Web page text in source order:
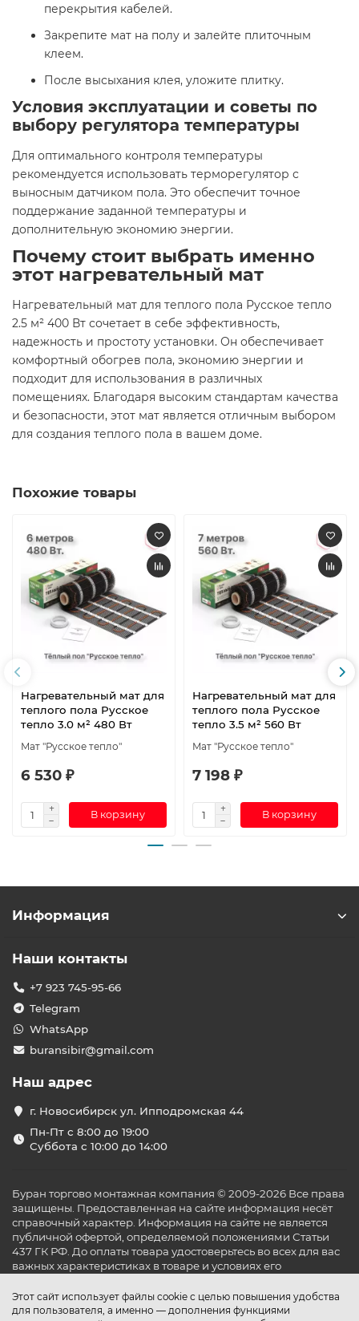
перекрытия кабелей.​
Закрепите мат на полу и залейте плиточным
клеем.​
После высыхания клея, уложите плитку.​
Условия эксплуатации и советы по
выбору регулятора температуры
Для оптимального контроля температуры
рекомендуется использовать терморегулятор с
выносным датчиком пола. Это обеспечит точное
поддержание заданной температуры и
дополнительную экономию энергии.​
Почему стоит выбрать именно
этот нагревательный мат
Нагревательный мат для теплого пола Русское тепло
2.5 м² 400 Вт сочетает в себе эффективность,
надежность и простоту установки. Он обеспечивает
комфортный обогрев пола, экономию энергии и
подходит для использования в различных
помещениях. Благодаря высоким стандартам качества
и безопасности, этот мат является отличным выбором
для создания теплого пола в вашем доме.​
Похожие товары
Нагревательный мат для
теплого пола Русское
тепло 3.0 м² 480 Вт
Мат "Русское тепло"
6 530 ₽
В корзину
Нагревательный мат для
теплого пола Русское
тепло 3.5 м² 560 Вт
Мат "Русское тепло"
7 198 ₽
В корзину
Этот сайт использует файлы cookie с целью повышения удобства
для пользователя, а именно — дополнения функциями
Информация
Наши контакты
+7 923 745-95-66
Telegram
WhatsApp
buransibir@gmail.com
Наш адрес
г. Новосибирск ул. Ипподромская 44
Пн-Пт с 8:00 до 19:00
Суббота с 10:00 до 14:00
Буран торгово монтажная компания © 2009-2026 Все права
защищены. Предоставленная на сайте информация несёт
справочный характер. Информация на сайте не является
публичной офертой, определяемой положениями Статьи
437 ГК РФ. До оплаты товара удостоверьтесь во всех для вас
важных характеристиках в товаре и условиях его